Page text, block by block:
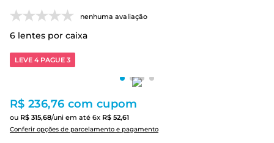
nenhuma avaliação
6 lentes por caixa
LEVE 4 PAGUE 3
R$ 236,76 com cupom
ou R$ 315,68/uni em até 6x R$ 52,61
Conferir opções de parcelamento e pagamento